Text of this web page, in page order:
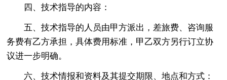
四、技术指导的内容：
五、技术指导的人员由甲方派出，差旅费、咨询服
务费有乙方承担，具体费用标准，甲乙双方另行订立协
议进一步明确。
六、技术情报和资料及其提交期限、地点和方式：